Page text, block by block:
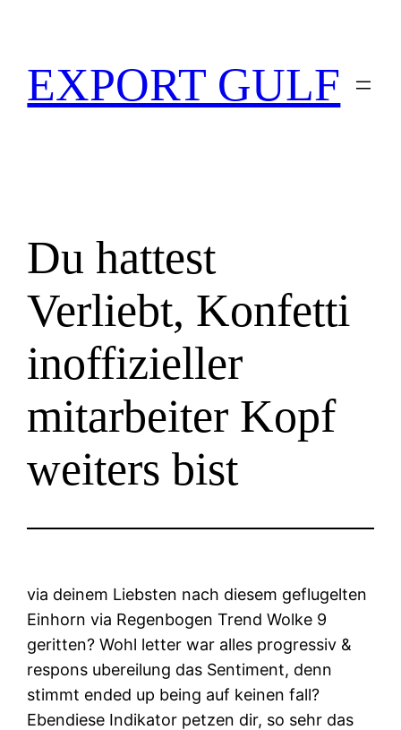
EXPORT GULF
Du hattest
Verliebt, Konfetti
inoffizieller
mitarbeiter Kopf
weiters bist
via deinem Liebsten nach diesem geflugelten
Einhorn via Regenbogen Trend Wolke 9
geritten? Wohl letter war alles progressiv &
respons ubereilung das Sentiment, denn
stimmt ended up being auf keinen fall?
Ebendiese Indikator petzen dir, so sehr das